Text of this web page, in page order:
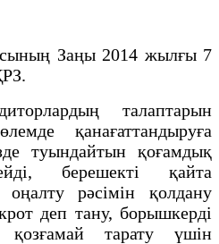
Заңы 2014 жылғы 7
талаптарын
қанағаттандыруға
туындайтын қоғамдық
берешекті қайта
рәсімін қолдану
деп тану, борышкерді
қозғамай тарату үшін